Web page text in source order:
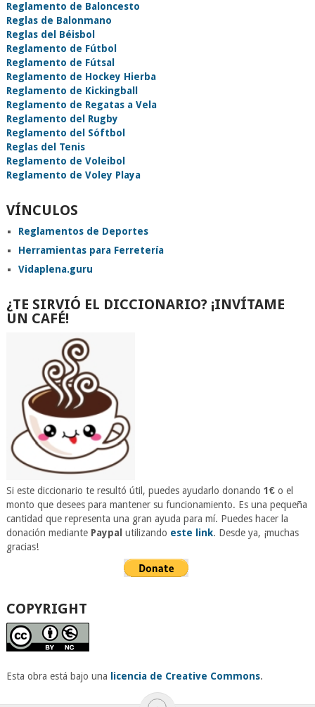
Reglamento de Baloncesto
Reglas de Balonmano
Reglas del Béisbol
Reglamento de Fútbol
Reglamento de Fútsal
Reglamento de Hockey Hierba
Reglamento de Kickingball
Reglamento de Regatas a Vela
Reglamento del Rugby
Reglamento del Sóftbol
Reglas del Tenis
Reglamento de Voleibol
Reglamento de Voley Playa
VÍNCULOS
Reglamentos de Deportes
Herramientas para Ferretería
Vidaplena.guru
¿TE SIRVIÓ EL DICCIONARIO? ¡INVÍTAME
UN CAFÉ!
Si este diccionario te resultó útil, puedes ayudarlo donando 1€o el
monto que desees para mantener su funcionamiento. Es una pequeña
cantidad que representa una gran ayuda para mí. Puedes hacer la
donación mediante Paypal utilizando este link. Desde ya, ¡muchas
gracias!
COPYRIGHT
Esta obra está bajo una licencia de Creative Commons.